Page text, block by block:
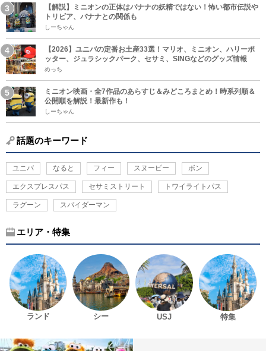
【解説】ミニオンの正体はバナナの妖精ではない！怖い都市伝説や
トリビア、バナナとの関係も
しーちゃん
【2026】ユニバの定番お土産33選！マリオ、ミニオン、ハリーポ
ッター、ジュラシックパーク、セサミ、SINGなどのグッズ情報
めっち
ミニオン映画・全7作品のあらすじ＆みどころまとめ！時系列順＆
公開順を解説！最新作も！
しーちゃん
話題のキーワード
ユニバ なると フィー スヌーピー ボン
エクスプレスパス セサミストリート トワイライトパス
ラグーン スパイダーマン
エリア・特集
ランド シー USJ 特集